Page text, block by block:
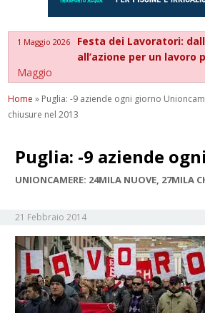
1 Maggio 2026
Festa dei Lavoratori:
all’azione per un lavoro
Maggio
Home » Puglia: -9 aziende ogni giorno
chiusure nel 2013
Puglia: -9 aziende
UNIONCAMERE: 24MILA NUOVE, 27MILA
21 Febbraio 2014